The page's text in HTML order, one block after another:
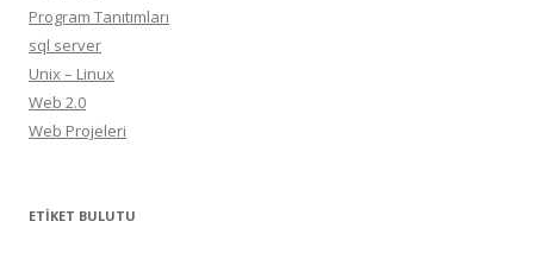
Program Tanıtımları
sql server
Unix – Linux
Web 2.0
Web Projeleri
ETIKET BULUTU